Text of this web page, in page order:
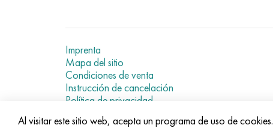
Imprenta
Mapa del sitio
Condiciones de venta
Instrucción de cancelación
Política de privacidad
Current metal prices
Al visitar este sitio web, acepta un programa de uso de cookies.